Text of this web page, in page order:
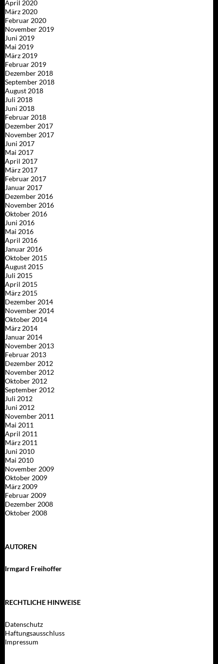
April 2020
März 2020
Februar 2020
November 2019
Juni 2019
Mai 2019
März 2019
Februar 2019
Dezember 2018
September 2018
August 2018
Juli 2018
Juni 2018
Februar 2018
Dezember 2017
November 2017
Juni 2017
Mai 2017
April 2017
März 2017
Februar 2017
Januar 2017
Dezember 2016
November 2016
Oktober 2016
Juni 2016
Mai 2016
April 2016
Januar 2016
Oktober 2015
August 2015
Juli 2015
April 2015
März 2015
Dezember 2014
November 2014
Oktober 2014
März 2014
Januar 2014
November 2013
Februar 2013
Dezember 2012
November 2012
Oktober 2012
September 2012
Juli 2012
Juni 2012
November 2011
Mai 2011
April 2011
März 2011
Juni 2010
Mai 2010
November 2009
Oktober 2009
März 2009
Februar 2009
Dezember 2008
Oktober 2008
AUTOREN
Irmgard Freihoffer
RECHTLICHE HINWEISE
Datenschutz
Haftungsausschluss
Impressum